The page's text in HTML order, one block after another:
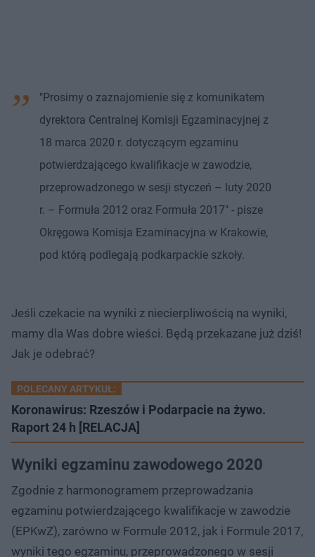
"Prosimy o zaznajomienie się z komunikatem
dyrektora Centralnej Komisji Egzaminacyjnej z
18 marca 2020 r. dotyczącym egzaminu
potwierdzającego kwalifikacje w zawodzie,
przeprowadzonego w sesji styczeń – luty 2020
r. – Formuła 2012 oraz Formuła 2017" - pisze
Okręgowa Komisja Ezaminacyjna w Krakowie,
pod którą podlegają podkarpackie szkoły.
Jeśli czekacie na wyniki z niecierpliwością na wyniki,
mamy dla Was dobre wieści. Będą przekazane już dziś!
Jak je odebrać?
POLECANY ARTYKUŁ:
Koronawirus: Rzeszów i Podarpacie na żywo.
Raport 24 h [RELACJA]
Wyniki egzaminu zawodowego 2020
Zgodnie z harmonogramem przeprowadzania
egzaminu potwierdzającego kwalifikacje w zawodzie
(EPKwZ), zarówno w Formule 2012, jak i Formule 2017,
wyniki tego egzaminu, przeprowadzonego w sesji